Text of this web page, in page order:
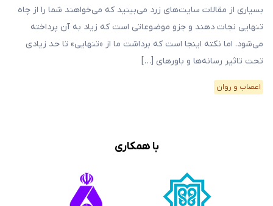
بسیاری از مقالات سایت‌های زرد می‌بینید که می‌خواهند شما را از چاه
تنهایی نجات دهند و جزو موضوعاتی است که زیاد به آن پرداخته
می‌شود. اما نکته اینجا است که برداشت ما از «تنهایی» تا حد زیادی
تحت تاثیر رسانه‌ها و باورهای […]
اعصاب و روان
با همکاری